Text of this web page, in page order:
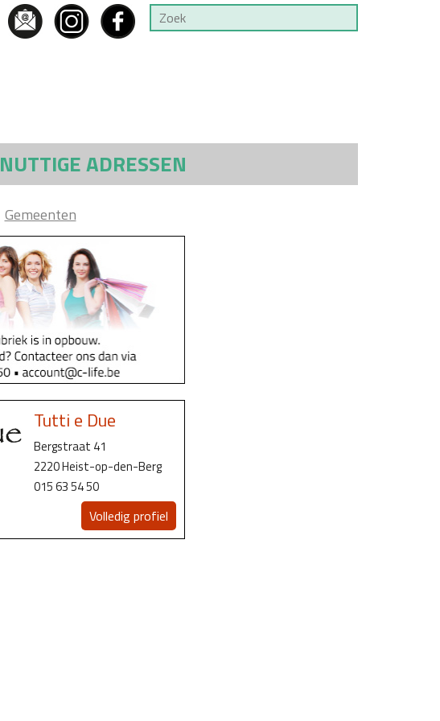
NUTTIGE ADRESSEN
Gemeenten
Tutti e Due
Bergstraat 41
2220 Heist-op-den-Berg
015 63 54 50
Volledig profiel